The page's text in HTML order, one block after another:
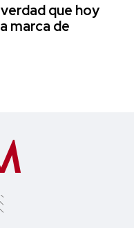
que hoy
marca de